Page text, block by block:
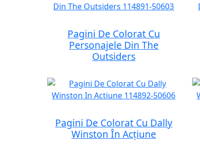
Pagini De Colorat Cu
Personajele Din The
Outsiders
Pagini De Colorat Cu Dally
Winston În Acțiune